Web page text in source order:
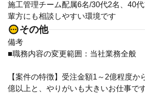
施工管理チーム配属6名/30代2名、40
輩方にも相談しやすい環境です
その他
備考
■職務内容の変更範囲：当社業務全般
【案件の特徴】受注金額1～2億程度か
億以上と、やりがいも大きいお仕事です